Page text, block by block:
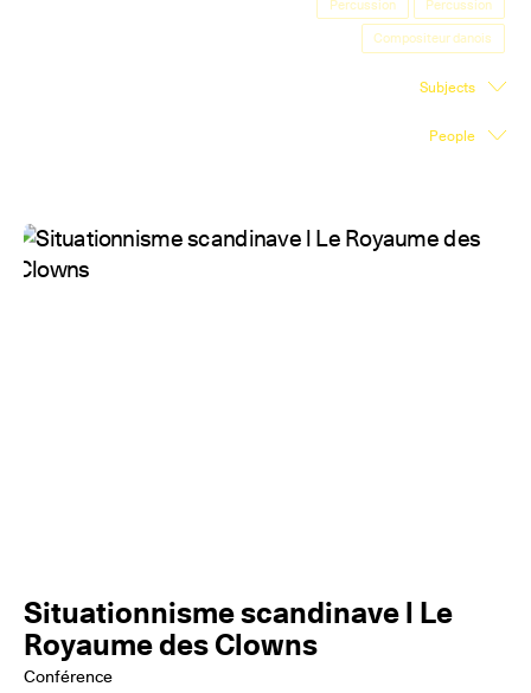
Fr
Percussion
Percussion
Compositeur danois
Subjects
People
Situationnisme scandinave l Le
Royaume des Clowns
Conférence